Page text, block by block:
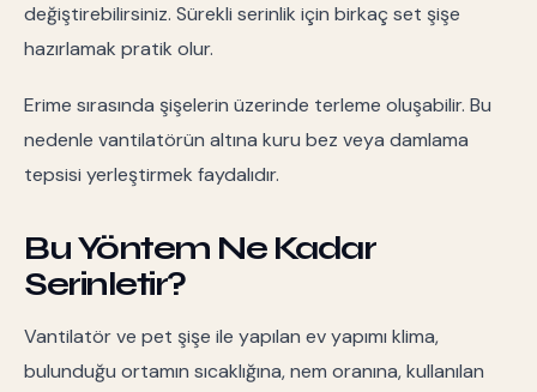
değiştirebilirsiniz. Sürekli serinlik için birkaç set şişe
hazırlamak pratik olur.
Erime sırasında şişelerin üzerinde terleme oluşabilir. Bu
nedenle vantilatörün altına kuru bez veya damlama
tepsisi yerleştirmek faydalıdır.
Bu Yöntem Ne Kadar
Serinletir?
Vantilatör ve pet şişe ile yapılan ev yapımı klima,
bulunduğu ortamın sıcaklığına, nem oranına, kullanılan